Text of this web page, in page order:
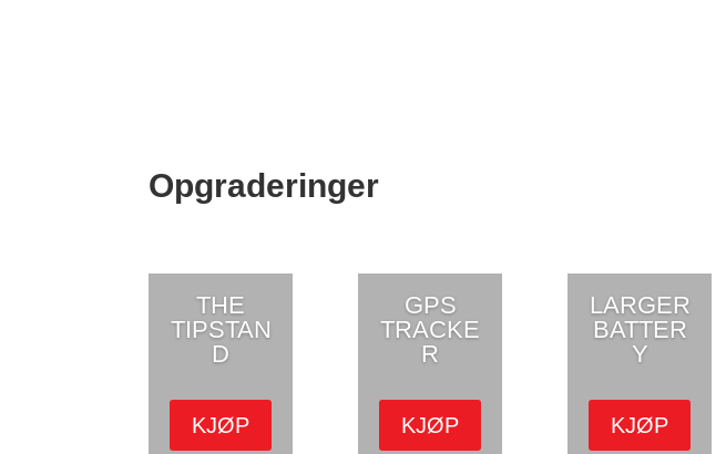
Opgraderinger
THE
TIPSTAN
D
KJØP
GPS
TRACKE
R
KJØP
LARGER
BATTER
Y
KJØP